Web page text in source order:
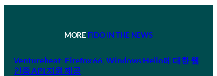
MORE FIDO IN THE NEWS
Venturebeat: Firefox 66, Windows Hello에 대한 웹
인증 API 지원 제공